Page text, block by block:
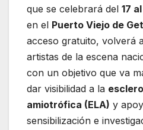
que se celebrará del 17
en el Puerto Viejo de
acceso gratuito, volverá
artistas de la escena
con un objetivo que va
dar visibilidad a la
amiotrófica (ELA) y
sensibilización e